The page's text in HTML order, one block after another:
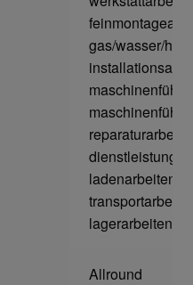
gas/wasser/
ladenarbeiten,
lagerarbeiten
Allround